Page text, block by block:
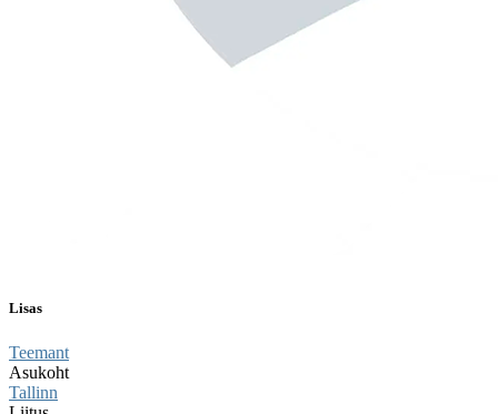
Lisas
Teemant
Asukoht
Tallinn